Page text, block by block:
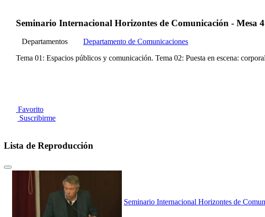
Seminario Internacional Horizontes de Comunicación - Mesa
Departamentos
Departamento de Comunicaciones
Tema 01: Espacios públicos y comunicación. Tema 02: Puesta en escena:
Favorito
Suscribirme
Lista de Reproducción
Seminario Internacional Horizontes de